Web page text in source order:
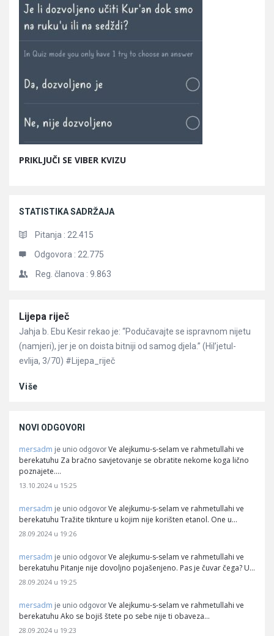
PRIKLJUČI SE VIBER KVIZU
STATISTIKA SADRŽAJA
Pitanja : 22.415
Odgovora : 22.775
Reg. članova : 9.863
Članci
Lijepa riječ
Jahja b. Ebu Kesir rekao je: “Podučavajte se ispravnom nijetu
(namjeri), jer je on doista bitniji od samog djela.” (Hil’jetul-
evlija, 3/70) #Lijepa_riječ
Više
NOVI ODGOVORI
mersadm je unio odgovor Ve alejkumu-s-selam ve rahmetullahi ve
berekatuhu Za bračno savjetovanje se obratite nekome koga lično
poznajete.…
13.10.2024 u 15:25
mersadm je unio odgovor Ve alejkumu-s-selam ve rahmetullahi ve
berekatuhu Tražite tiknture u kojim nije korišten etanol. One u…
28.09.2024 u 19:26
mersadm je unio odgovor Ve alejkumu-s-selam ve rahmetullahi ve
berekatuhu Pitanje nije dovoljno pojašenjeno. Pas je čuvar čega? U…
28.09.2024 u 19:25
mersadm je unio odgovor Ve alejkumu-s-selam ve rahmetullahi ve
berekatuhu Ako se bojiš štete po sebe nije ti obaveza…
28.09.2024 u 19:23